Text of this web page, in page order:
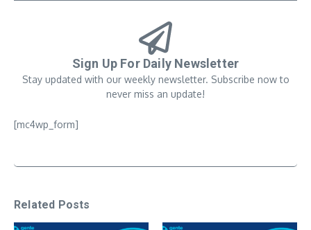
Sign Up For Daily Newsletter
Stay updated with our weekly newsletter. Subscribe now to
never miss an update!
[mc4wp_form]
Related Posts